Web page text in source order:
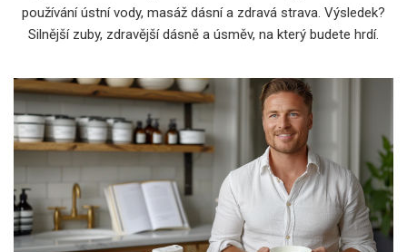
používání ústní vody, masáž dásní a zdravá strava. Výsledek?
Silnější zuby, zdravější dásně a úsměv, na který budete hrdí.